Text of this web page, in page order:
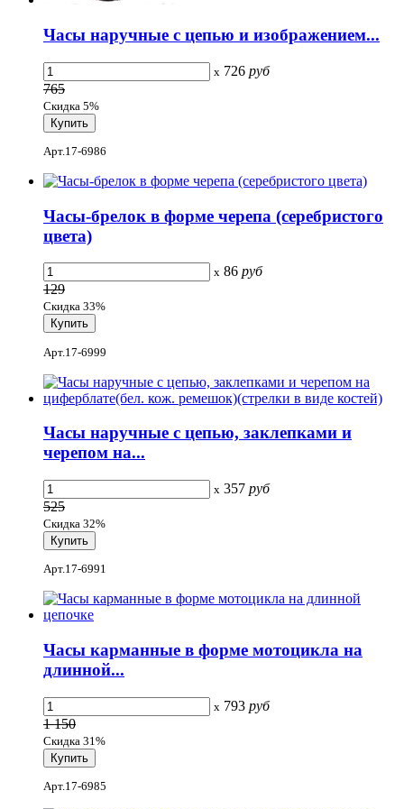
Часы наручные с цепью и изображением...
x 726 руб
765
Скидка 5%
Арт.17-6986
Часы-брелок в форме черепа (серебристого
цвета)
x 86 руб
129
Скидка 33%
Арт.17-6999
Часы наручные с цепью, заклепками и
черепом на...
x 357 руб
525
Скидка 32%
Арт.17-6991
Часы карманные в форме мотоцикла на
длинной...
x 793 руб
1 150
Скидка 31%
Арт.17-6985